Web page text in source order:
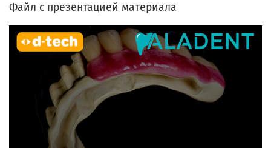
Файл с презентацией материала